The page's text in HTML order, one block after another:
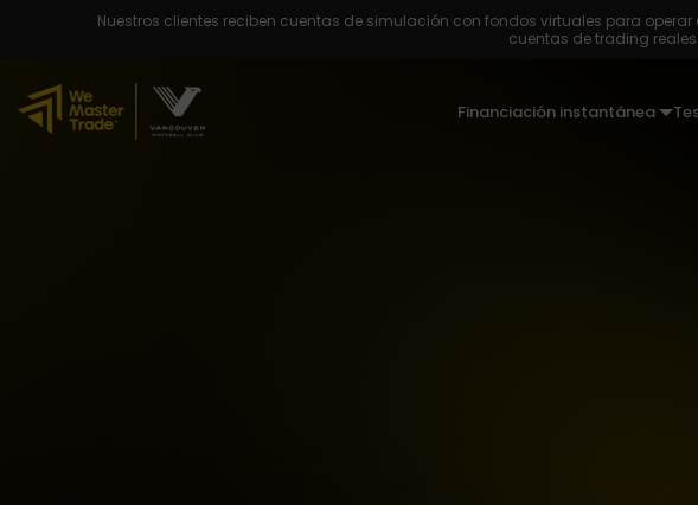
Nuestros clientes reciben cuentas de simulación con fondos virtuales para
cuentas de trading
Financiación instantánea